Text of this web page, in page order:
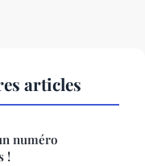
articles
numéro
!